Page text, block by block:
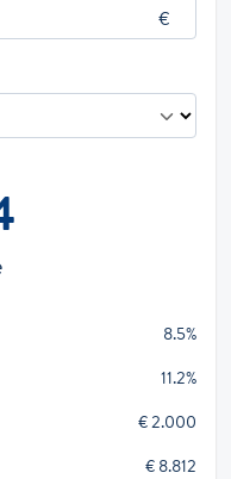
8.5%
11.2%
€ 2.000
€ 8.812